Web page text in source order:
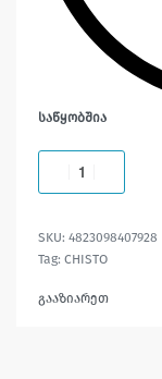
ᲡᲐᲬᲧᲝᲑᲨᲘᲐ
4823098407928
Tag: CHISTO
გააზიარეთ